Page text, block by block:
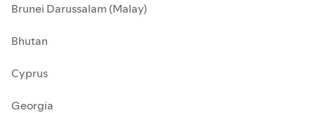
Brunei Darussalam (Malay)
Bhutan
Cyprus
Georgia